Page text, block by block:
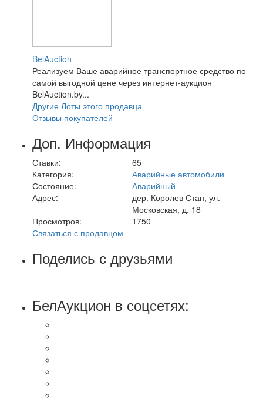
BelAuction
Реализуем Ваше аварийное транспортное средство по
самой выгодной цене через интернет-аукцион
BelAuction.by...
Другие Лоты этого продавца
Отзывы покупателей
Доп. Информация
Ставки:
65
Категория:
Аварийные автомобили
Состояние:
Аварийный
Адрес:
дер. Королев Стан, ул.
Московская, д. 18
Просмотров:
1750
Связаться с продавцом
Поделись с друзьями
БелАукцион в соцсетях: